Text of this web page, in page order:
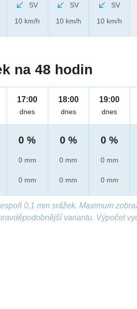
SV
10 km/h
SV
10 km/h
SV
10 km/h
na 48 hodin
17:00
dnes
0 %
0 mm
0 mm
18:00
dnes
0 %
0 mm
0 mm
19:00
dnes
0 %
0 mm
0 mm
0,1 mm srážek. Maximum
variantu. Výpočet